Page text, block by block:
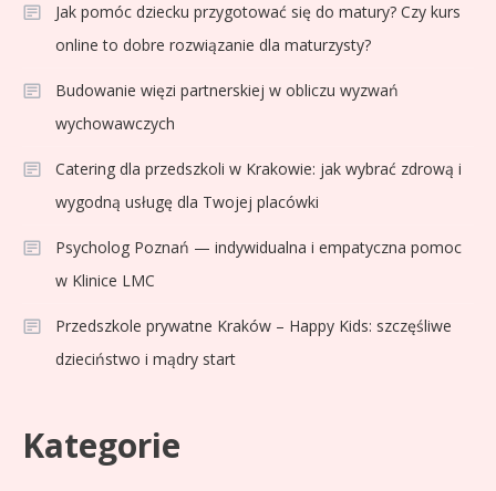
Jak pomóc dziecku przygotować się do matury? Czy kurs
online to dobre rozwiązanie dla maturzysty?
Budowanie więzi partnerskiej w obliczu wyzwań
wychowawczych
Catering dla przedszkoli w Krakowie: jak wybrać zdrową i
wygodną usługę dla Twojej placówki
Psycholog Poznań — indywidualna i empatyczna pomoc
w Klinice LMC
Przedszkole prywatne Kraków – Happy Kids: szczęśliwe
dzieciństwo i mądry start
Kategorie